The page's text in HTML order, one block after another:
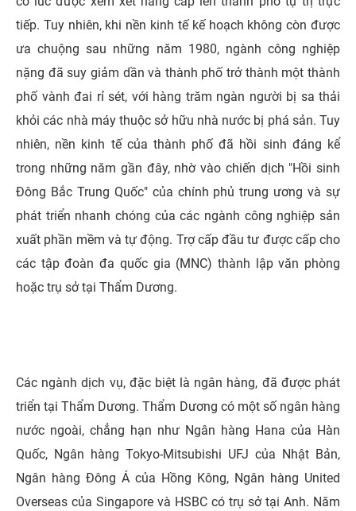
tiếp. Tuy nhiên, khi nền kinh tế kế hoạch không còn được
ưa chuộng sau những năm 1980, ngành công nghiệp
nặng đã suy giảm dần và thành phố trở thành một thành
phố vành đai rỉ sét, với hàng trăm ngàn người bị sa thải
khỏi các nhà máy thuộc sở hữu nhà nước bị phá sản. Tuy
nhiên, nền kinh tế của thành phố đã hồi sinh đáng kể
trong những năm gần đây, nhờ vào chiến dịch "Hồi sinh
Đông Bắc Trung Quốc" của chính phủ trung ương và sự
phát triển nhanh chóng của các ngành công nghiệp sản
xuất phần mềm và tự động. Trợ cấp đầu tư được cấp cho
các tập đoàn đa quốc gia (MNC) thành lập văn phòng
hoặc trụ sở tại Thẩm Dương.
Các ngành dịch vụ, đặc biệt là ngân hàng, đã được phát
triển tại Thẩm Dương. Thẩm Dương có một số ngân hàng
nước ngoài, chẳng hạn như Ngân hàng Hana của Hàn
Quốc, Ngân hàng Tokyo-Mitsubishi UFJ của Nhật Bản,
Ngân hàng Đông Á của Hồng Kông, Ngân hàng United
Overseas của Singapore và HSBC có trụ sở tại Anh. Năm